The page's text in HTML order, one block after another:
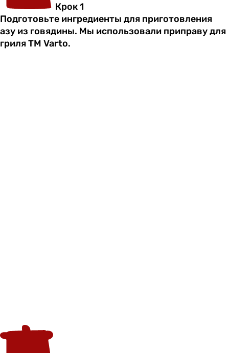
Крок 1
Подготовьте ингредиенты для приготовления
азу из говядины. Мы использовали приправу для
гриля ТМ Varto.